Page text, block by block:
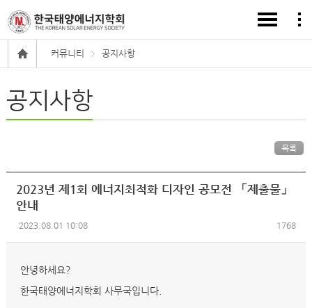
커뮤니티 공지사항
공지사항
목록
2023년 제1회 에너지최적화 디자인 공모전 「제출물」
안내
2023.08.01 10:08 1768
안녕하세요?
한국태양에너지학회 사무국입니다.